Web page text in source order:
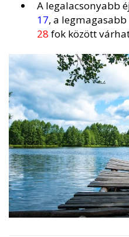
A legalacsonyabb
17, a
28 fok között